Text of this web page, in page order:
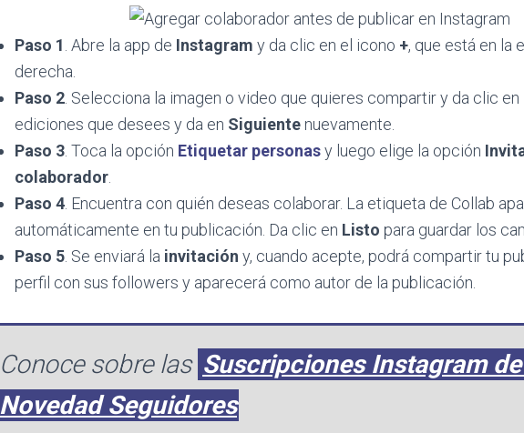
Paso 1 . Abre la app de Instagram y da clic en el icono +, que está en la
derecha.
Paso 2 . Selecciona la imagen o video que quieres compartir y da clic en
ediciones que desees y da en Siguiente nuevamente.
Paso 3 . Toca la opción Etiquetar personasy luego elige la opción
colaborador
Paso 4 . Encuentra con quién deseas colaborar. La etiqueta de Collab
automáticamente en tu publicación. Da clic en Listo para guardar los
Paso 5 . Se enviará la invitación y, cuando acepte, podrá compartir tu
perfil con sus followers y aparecerá como autor de la publicación.
Conoce sobre las Suscripciones Instagram
Novedad Seguidores